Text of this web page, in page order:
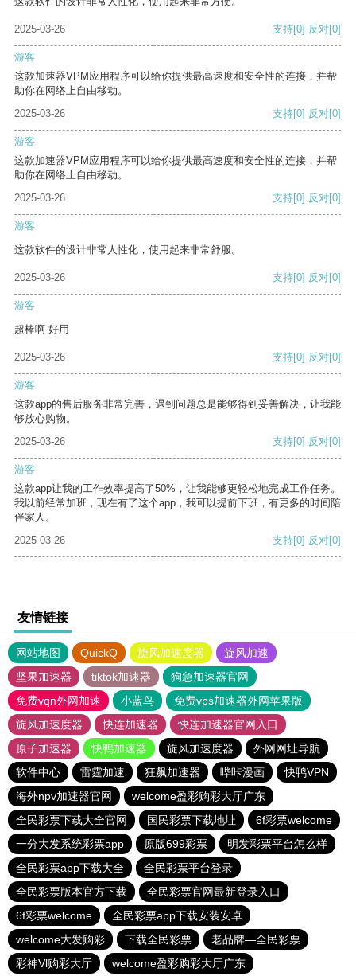
2025-03-26 支持[0] 反对[0]
游客
这款加速器VPM应用程序可以给你提供最高速度和安全性的连接，并帮
助你在网络上自由移动。
2025-03-26
支持[0] 反对[0]
游客
这款加速器VPM应用程序可以给你提供最高速度和安全性的连接，并帮
助你在网络上自由移动。
2025-03-26
支持[0] 反对[0]
游客
这款软件的设计非常人性化，使用起来非常舒服。
2025-03-26 支持[0] 反对[0]
游客
超棒啊 好用
2025-03-26 支持[0] 反对[0]
游客
这款app的售后服务非常完善，遇到问题总是能够得到妥善解决，让我能
够放心购物。
2025-03-26
支持[0] 反对[0]
游客
这款app让我的工作效率提高了50%，让我能够更轻松地完成工作任务。
我以前经常加班，现在有了这个app，我可以提前下班，有更多的时间陪
伴家人。
2025-03-26
支持[0] 反对[0]
友情链接
网站地图 QuickQ 旋风加速度器
旋风加速
坚果加速器
tiktok加速器
狗急加速器官网
免费vqn外网加速
小蓝鸟
免费vps加速器外网苹果版
旋风加速度器
快连加速器
快连加速器官网入口
原子加速器
快鸭加速器 旋风加速度器
外网网址导航
软件中心
雷霆加速 狂飙加速器 哔咔漫画
快鸭VPN
海外npv加速器官网
welcome盈彩购彩大厅广东
全民彩票下载大全官网
国民彩票下载地址
6f彩票welcome
一分大发系统彩票app
原版699彩票
明发彩票平台怎么样
全民彩票app下载大全
全民彩票平台登录
全民彩票版本官方下载
全民彩票官网最新登录入口
6f彩票welcome
全民彩票app下载安装安卓
welcome大发购彩
下载全民彩票
老品牌—全民彩票
彩神Vl购彩大厅
welcome盈彩购彩大厅广东